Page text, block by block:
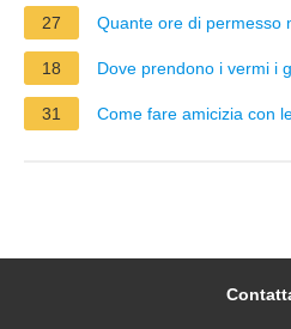
27 Quante ore di permesso
18 Dove prendono i vermi i
31 Come fare amicizia con